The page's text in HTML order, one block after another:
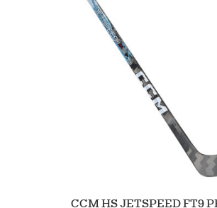
CCM HS JETSPEED FT9